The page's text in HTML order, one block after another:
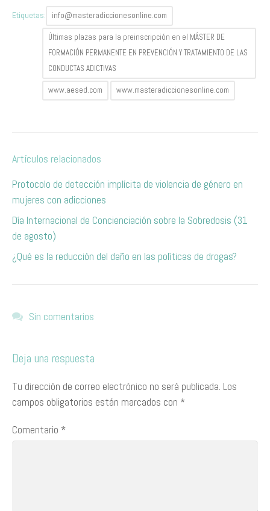
Etiquetas: info@masteradiccionesonline.com
Últimas plazas para la preinscripción en el MÁSTER DE
FORMACIÓN PERMANENTE EN PREVENCIÓN Y TRATAMIENTO DE LAS
CONDUCTAS ADICTIVAS
www.aesed.com www.masteradiccionesonline.com
Artículos relacionados
Protocolo de detección implícita de violencia de género en
mujeres con adicciones
Día Internacional de Concienciación sobre la Sobredosis (31
de agosto)
¿Qué es la reducción del daño en las políticas de drogas?
Sin comentarios
Deja una respuesta
Tu dirección de correo electrónico no será publicada. Los
campos obligatorios están marcados con *
Comentario *